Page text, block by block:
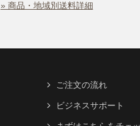
» 商品・地域別送料詳細
ご注文の流れ
ビジネスサポート